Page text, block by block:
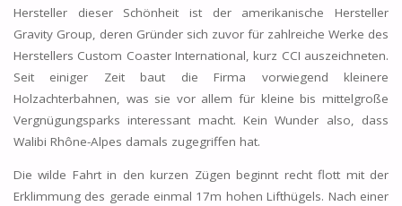
Hersteller dieser Schönheit ist der amerikanische Hersteller
Gravity Group, deren Gründer sich zuvor für zahlreiche Werke des
Herstellers Custom Coaster International, kurz CCI auszeichneten.
Seit einiger Zeit baut die Firma vorwiegend kleinere
Holzachterbahnen, was sie vor allem für kleine bis mittelgroße
Vergnügungsparks interessant macht. Kein Wunder also, dass
Walibi Rhône-Alpes damals zugegriffen hat.
Die wilde Fahrt in den kurzen Zügen beginnt recht flott mit der
Erklimmung des gerade einmal 17m hohen Lifthügels. Nach einer